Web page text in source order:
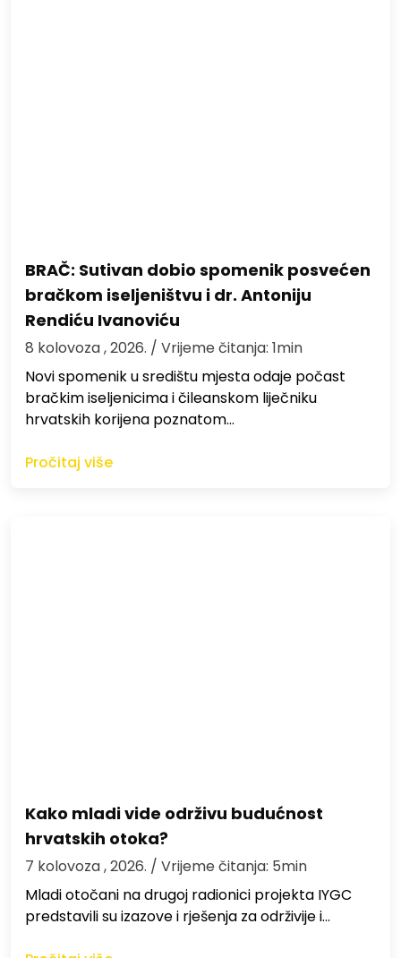
BRAČ: Sutivan dobio spomenik posvećen
bračkom iseljeništvu i dr. Antoniju
Rendiću Ivanoviću
8 kolovoza , 2026. / Vrijeme čitanja: 1min
Novi spomenik u središtu mjesta odaje počast
bračkim iseljenicima i čileanskom liječniku
hrvatskih korijena poznatom…
Pročitaj više
Kako mladi vide održivu budućnost
hrvatskih otoka?
7 kolovoza , 2026. / Vrijeme čitanja: 5min
Mladi otočani na drugoj radionici projekta IYGC
predstavili su izazove i rješenja za održivije i…